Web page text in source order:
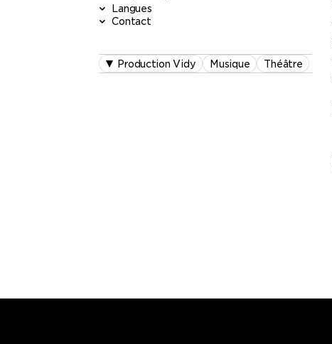
Langues
Contact
Production Vidy Musique Théâtre